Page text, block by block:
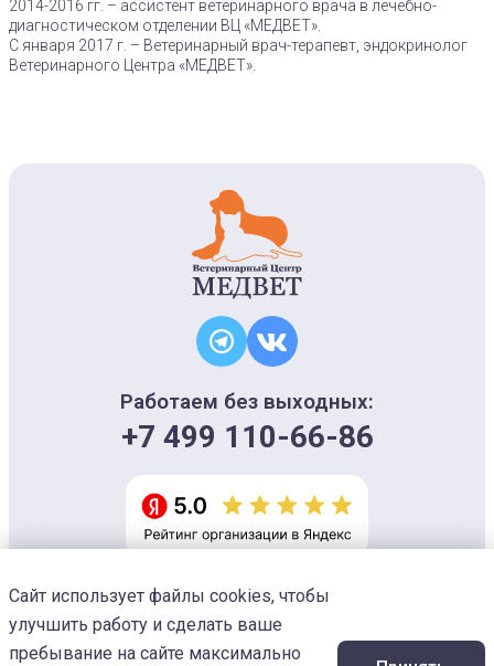
2014-2016 гг. – ассистент ветеринарного врача в лечебно-
диагностическом отделении ВЦ «МЕДВЕТ».
С января 2017 г. – Ветеринарный врач-терапевт, эндокринолог
Ветеринарного Центра «МЕДВЕТ».
Работаем без выходных:
+7 499 110-66-86
Информация на сайте носит ознакомительный характер и не является
офертой, не может использоваться для постановки диагноза и плана
лечения
Изображения предоставленыDesigned by Freepik
Сайт использует файлы cookies, чтобы
улучшить работу и сделать ваше
пребывание на сайте максимально